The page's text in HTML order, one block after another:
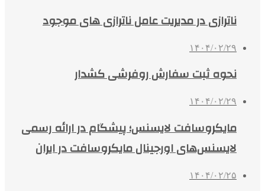
ناترازی در مدیریت عامل ناترازی های موجود
۱۴۰۴/۰۲/۲۹
نحوه ثبت سفارش روفرشی کشدار
۱۴۰۴/۰۲/۲۹
مایکروسافت لایسنس؛ پیشگام در ارائه رسمی
لایسنس‌های اورجینال مایکروسافت در ایران
۱۴۰۴/۰۲/۲۵